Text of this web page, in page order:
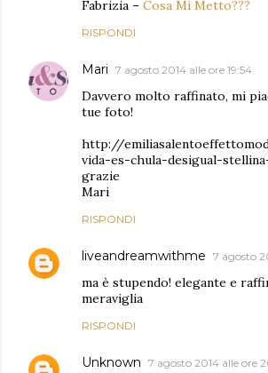
Fabrizia – Cosa Mi Metto???
RISPONDI
Mari 7 agosto 2014 alle ore 19:54
Davvero molto raffinato, mi
tue foto!
http://
vida-es-chula-desigual-
grazie
Mari
RISPONDI
liveandreamwithme 7 agosto
ma è stupendo! elegante e
meraviglia
RISPONDI
Unknown 7 agosto 2014 alle ore